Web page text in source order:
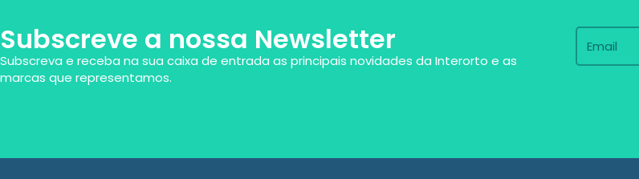
Subscreve a nossa Newsletter
Subscreva e receba na sua caixa de entrada as principais novidades da Interorto e as
marcas que representamos.